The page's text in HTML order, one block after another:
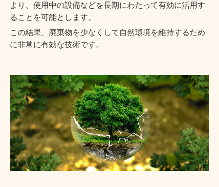
より、使用中の設備などを長期にわたって有効に活用す
ることを可能とします。
この結果、廃棄物を少なくして自然環境を維持するため
に非常に有効な技術です。